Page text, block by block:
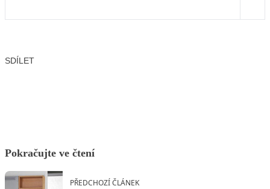
SDÍLET
Pokračujte ve čtení
PŘEDCHOZÍ ČLÁNEK